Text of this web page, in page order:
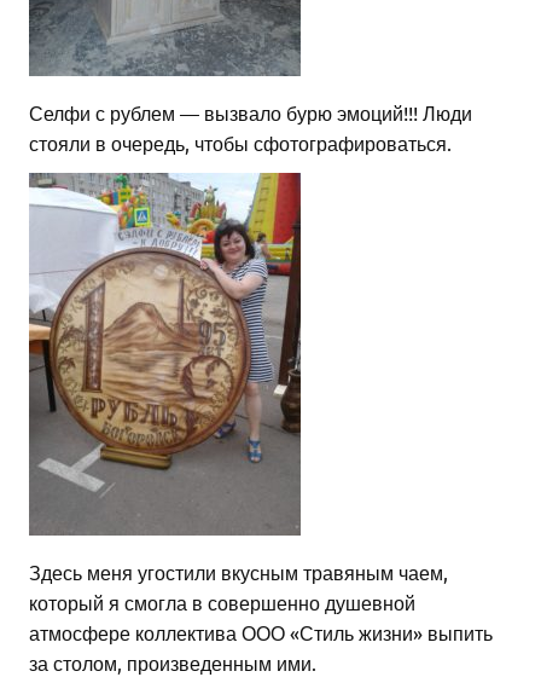
Селфи с рублем — вызвало бурю эмоций!!! Люди
стояли в очередь, чтобы сфотографироваться.
Здесь меня угостили вкусным травяным чаем,
который я смогла в совершенно душевной
атмосфере коллектива ООО «Стиль жизни» выпить
за столом, произведенным ими.